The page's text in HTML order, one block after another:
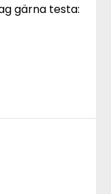
gärna testa: